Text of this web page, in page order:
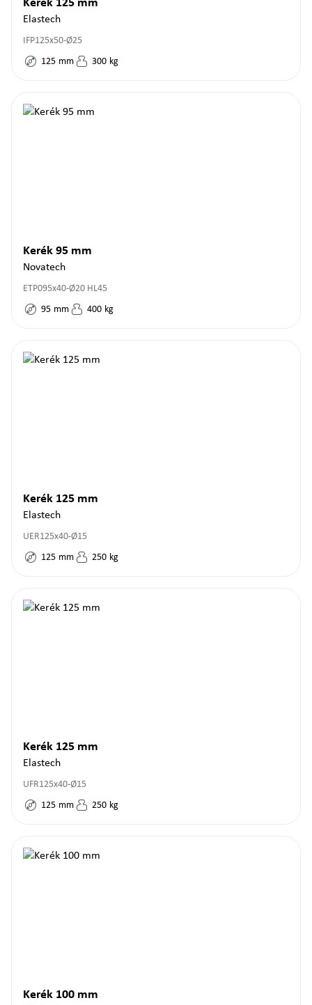
Kerék 125 mm
Elastech
IFP125x50-Ø25
125 mm 300 kg
Kerék 95 mm
Novatech
ETP095x40-Ø20 HL45
95 mm 400 kg
Kerék 125 mm
Elastech
UER125x40-Ø15
125 mm 250 kg
Kerék 125 mm
Elastech
UFR125x40-Ø15
125 mm 250 kg
Kerék 100 mm